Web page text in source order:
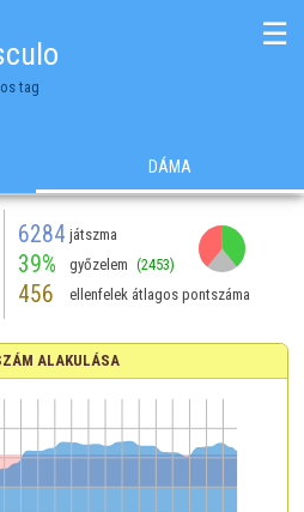
tag
☰
DÁMA
6284 játszma
39% győzelem (2453)
456 ellenfelek átlagos pontszáma
ALAKULÁSA